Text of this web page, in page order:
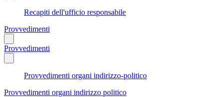
Recapiti dell'ufficio responsabile
Provvedimenti
Provvedimenti
Provvedimenti organi indirizzo-politico
Provvedimenti organi indirizzo politico